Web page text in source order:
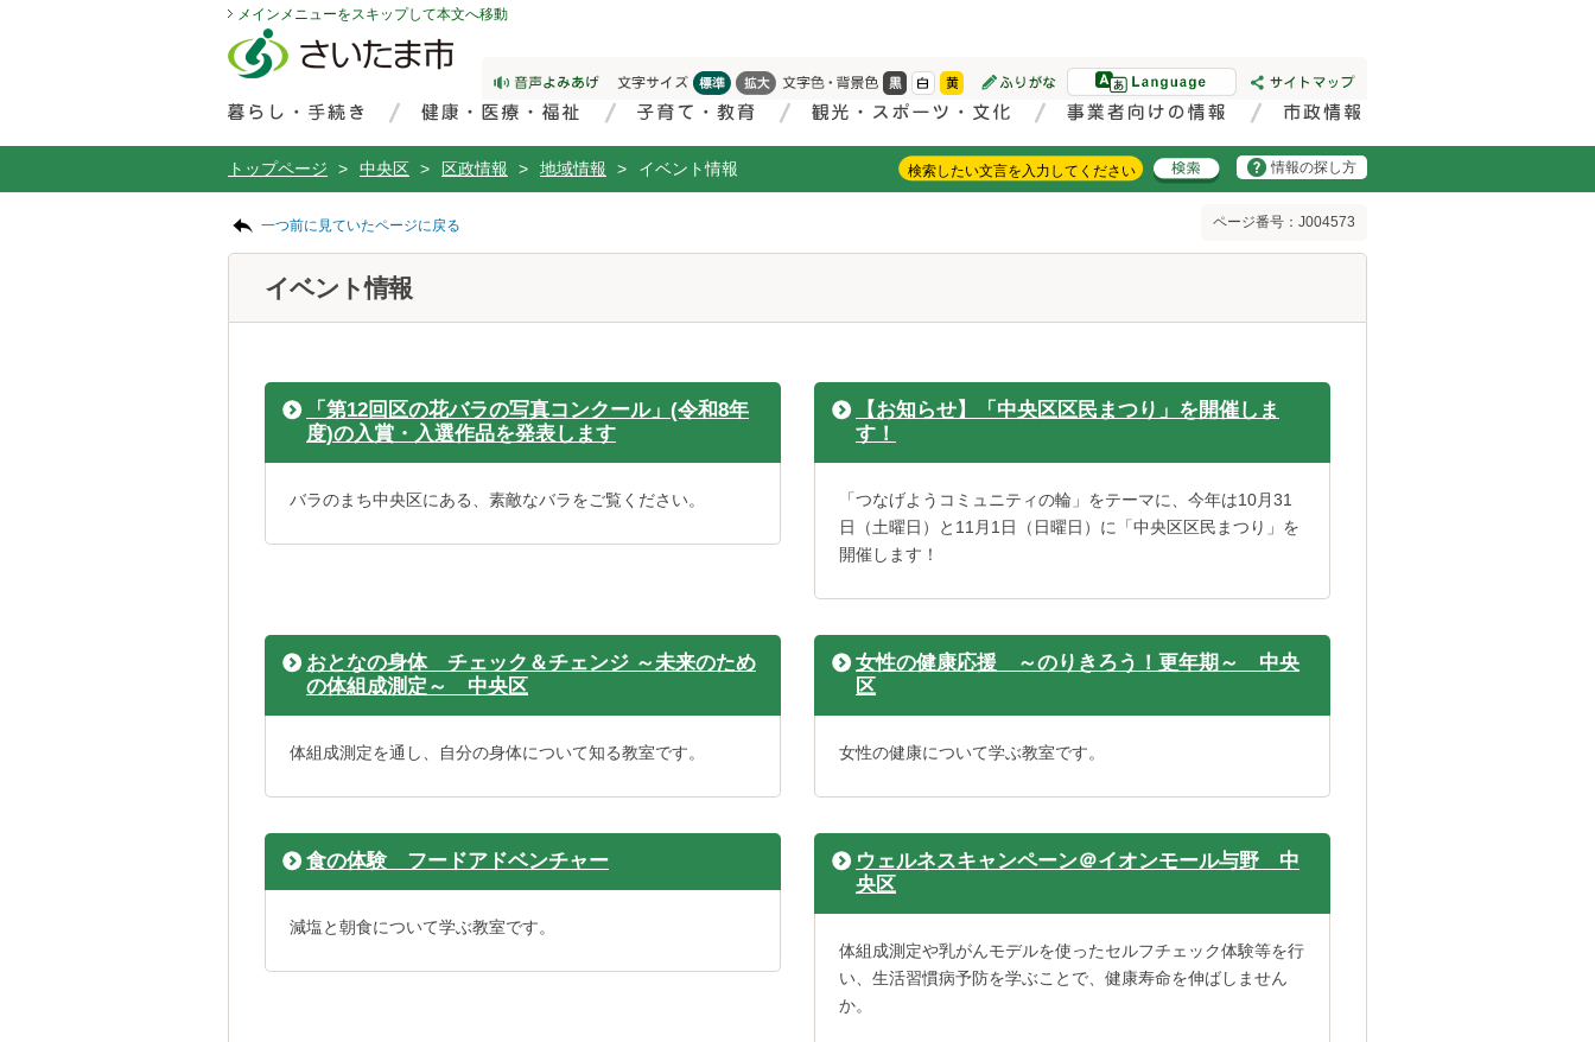
メインメニューをスキップして本文へ移動
トップページ > 中央区 > 区政情報 > 地域情報 > イベント情報 情報の探し方
一つ前に見ていたページに戻る ページ番号：J004573
イベント情報
「第12回区の花バラの写真コンクール」(令和8年
度)の入賞・入選作品を発表します
バラのまち中央区にある、素敵なバラをご覧ください。
【お知らせ】「中央区区民まつり」を開催しま
す！
「つなげようコミュニティの輪」をテーマに、今年は10月31
日（土曜日）と11月1日（日曜日）に「中央区区民まつり」を
開催します！
おとなの身体 チェック＆チェンジ ～未来のため
の体組成測定～ 中央区
体組成測定を通し、自分の身体について知る教室です。
女性の健康応援 ～のりきろう！更年期～ 中央
区
女性の健康について学ぶ教室です。
食の体験 フードアドベンチャー
減塩と朝食について学ぶ教室です。
ウェルネスキャンペーン＠イオンモール与野 中
央区
体組成測定や乳がんモデルを使ったセルフチェック体験等を行
い、生活習慣病予防を学ぶことで、健康寿命を伸ばしません
か。